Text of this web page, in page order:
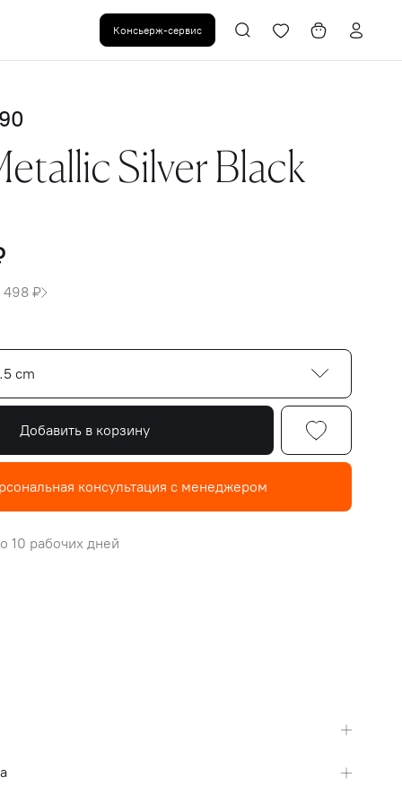
Консьерж-сервис
Silver Black
498 ₽
cm
Добавить в корзину
консультация с менеджером
10 рабочих дней